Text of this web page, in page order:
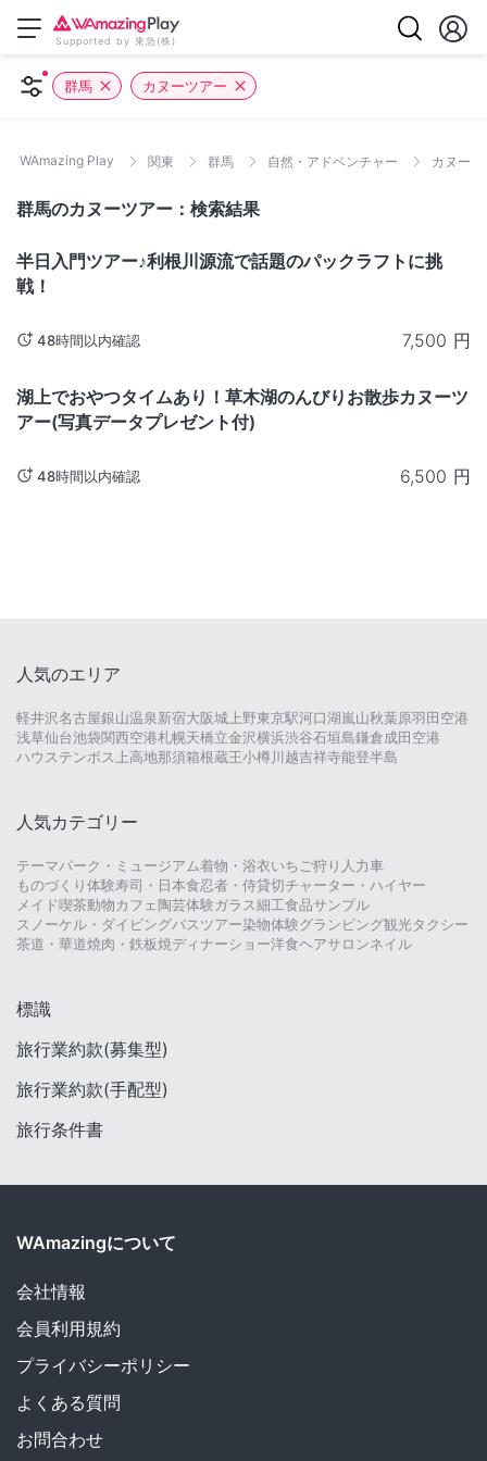
Supported by 東急(株)
群馬 カヌーツアー
WAmazing Play 関東 群馬 自然・アドベンチャー カヌーツ
群馬のカヌーツアー：検索結果
半日入門ツアー♪利根川源流で話題のパックラフトに挑
戦！
48時間以内確認 7,500 円
湖上でおやつタイムあり！草木湖のんびりお散歩カヌーツ
アー(写真データプレゼント付)
48時間以内確認 6,500 円
人気のエリア
軽井沢名古屋銀山温泉新宿大阪城 上野東京駅河口湖嵐山秋葉原羽田空港
浅草仙台池袋関西空港札幌天橋立金沢横浜渋谷石垣島鎌倉成田空港
ハウステンボス 上高地那須箱根蔵王小樽 川越吉祥寺能登半島
人気カテゴリー
テーマパーク・ミュージアム着物・浴衣いちご狩り 人力車
ものづくり体験寿司・日本食忍者・侍貸切チャーター・ハイヤー
メイド喫茶動物カフェ陶芸体験ガラス細工食品サンプル
スノーケル・ダイビングバスツアー染物体験グランピング観光タクシー
茶道・華道焼肉・鉄板焼ディナーショー洋食ヘアサロンネイル
標識
旅行業約款(募集型)
旅行業約款(手配型)
旅行条件書
WAmazingについて
会社情報
会員利用規約
プライバシーポリシー
よくある質問
お問合わせ